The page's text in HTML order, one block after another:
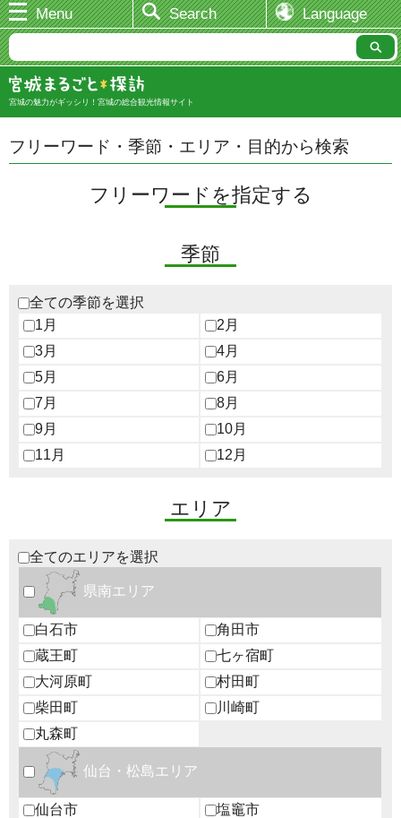
Menu Search Language
宮城の魅力がギッシリ！宮城の総合観光情報サイト
フリーワード・季節・エリア・目的から検索
フリーワードを指定する
季節
全ての季節を選択
1月
2月
3月
4月
5月
6月
7月
8月
9月
10月
11月
12月
エリア
全てのエリアを選択
県南エリア
白石市
角田市
蔵王町
七ヶ宿町
大河原町
村田町
柴田町
川崎町
丸森町
仙台・松島エリア
仙台市
塩竈市